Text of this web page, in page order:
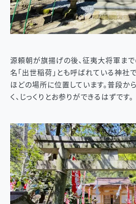
源頼朝が旗揚げの後、征夷大将軍まで
名「出世稲荷」とも呼ばれている神社
ほどの場所に位置しています。普段か
く、じっくりとお参りができるはずです。